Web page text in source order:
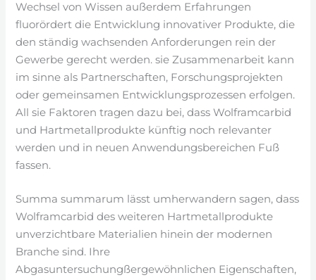
Wechsel von Wissen außerdem Erfahrungen
fluorördert die Entwicklung innovativer Produkte, die
den ständig wachsenden Anforderungen rein der
Gewerbe gerecht werden. sie Zusammenarbeit kann
im sinne als Partnerschaften, Forschungsprojekten
oder gemeinsamen Entwicklungsprozessen erfolgen.
All sie Faktoren tragen dazu bei, dass Wolframcarbid
und Hartmetallprodukte künftig noch relevanter
werden und in neuen Anwendungsbereichen Fuß
fassen.
Summa summarum lässt umherwandern sagen, dass
Wolframcarbid des weiteren Hartmetallprodukte
unverzichtbare Materialien hinein der modernen
Branche sind. Ihre
Abgasuntersuchungßergewöhnlichen Eigenschaften,